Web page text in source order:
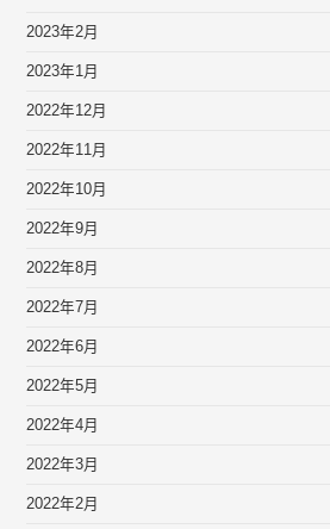
2023年2月
2023年1月
2022年12月
2022年11月
2022年10月
2022年9月
2022年8月
2022年7月
2022年6月
2022年5月
2022年4月
2022年3月
2022年2月